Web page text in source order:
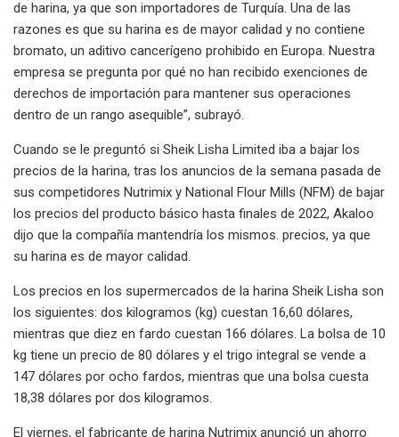
de harina, ya que son importadores de Turquía. Una de las
razones es que su harina es de mayor calidad y no contiene
bromato, un aditivo cancerígeno prohibido en Europa. Nuestra
empresa se pregunta por qué no han recibido exenciones de
derechos de importación para mantener sus operaciones
dentro de un rango asequible”, subrayó.
Cuando se le preguntó si Sheik Lisha Limited iba a bajar los
precios de la harina, tras los anuncios de la semana pasada de
sus competidores Nutrimix y National Flour Mills (NFM) de bajar
los precios del producto básico hasta finales de 2022, Akaloo
dijo que la compañía mantendría los mismos. precios, ya que
su harina es de mayor calidad.
Los precios en los supermercados de la harina Sheik Lisha son
los siguientes: dos kilogramos (kg) cuestan 16,60 dólares,
mientras que diez en fardo cuestan 166 dólares. La bolsa de 10
kg tiene un precio de 80 dólares y el trigo integral se vende a
147 dólares por ocho fardos, mientras que una bolsa cuesta
18,38 dólares por dos kilogramos.
El viernes, el fabricante de harina Nutrimix anunció un ahorro